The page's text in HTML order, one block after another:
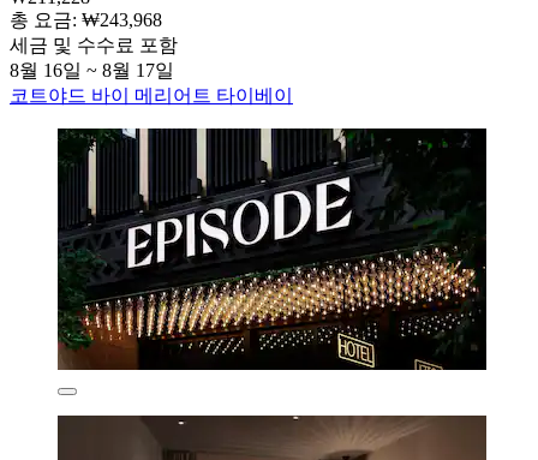
총 요금: ₩243,968
세금 및 수수료 포함
8월 16일 ~ 8월 17일
코트야드 바이 메리어트 타이베이